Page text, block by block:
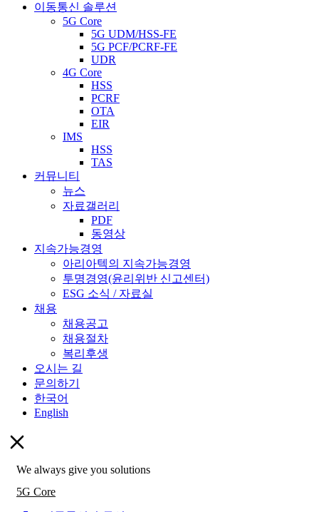
이동통신 솔루션
5G Core
5G UDM/HSS-FE
5G PCF/PCRF-FE
UDR
4G Core
HSS
PCRF
OTA
EIR
IMS
HSS
TAS
커뮤니티
뉴스
자료갤러리
PDF
동영상
지속가능경영
아리아텍의 지속가능경영
투명경영(윤리위반 신고센터)
ESG 소식 / 자료실
채용
채용공고
채용절차
복리후생
오시는 길
문의하기
한국어
English
We always give you solutions
5G Core